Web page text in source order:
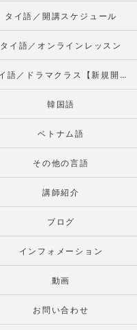
タイ語／開講スケジュール
タイ語／オンラインレッスン
タイ語／ドラマクラス【新規開校】
韓国語
ベトナム語
その他の言語
講師紹介
ブログ
インフォメーション
動画
お問い合わせ